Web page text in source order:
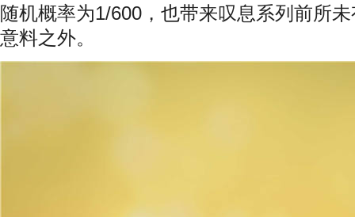
随机概率为1/600 ，也带来叹息系列前所
意料之外。